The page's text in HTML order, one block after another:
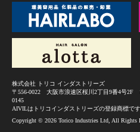
株式会社 トリコ インダストリーズ
〒556-0022 大阪市浪速区桜川2丁目9番4号2F
0145
AIVILはトリコインダストリーズの登録商標です
Copyright © 2026 Torico Industries Ltd, All Rights